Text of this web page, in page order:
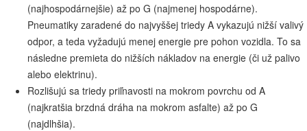
(najhospodárnejšie) až po G (najmenej hospodárne).
Pneumatiky zaradené do najvyššej triedy A vykazujú nižší valivý
odpor, a teda vyžadujú menej energie pre pohon vozidla. To sa
následne premieta do nižších nákladov na energie (či už palivo
alebo elektrinu).
Rozlišujú sa triedy priľnavosti na mokrom povrchu od A
(najkratšia brzdná dráha na mokrom asfalte) až po G
(najdlhšia).